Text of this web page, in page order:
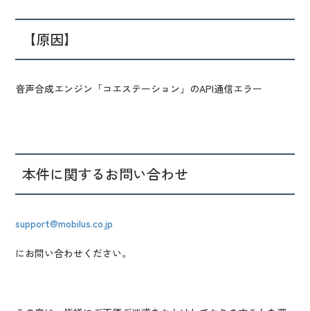
【原因】
音声合成エンジン「コエステーション」のAPI通信エラー
本件に関するお問い合わせ
support@mobilus.co.jp
にお問い合わせください。